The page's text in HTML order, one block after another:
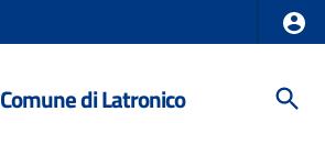
Comune di Latronico